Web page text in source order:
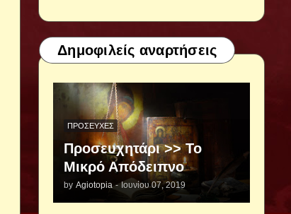
Δημοφιλείς αναρτήσεις
ΠΡΟΣΕΥΧΈΣ
Προσευχητάρι >> Το
Μικρό Απόδειπνο
by Agiotopia - Ιουνίου 07, 2019